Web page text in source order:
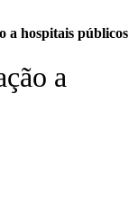
a hospitais públicos
a